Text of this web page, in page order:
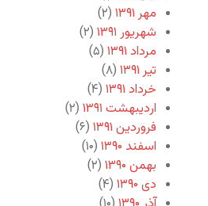
مهر ۱۳۹۱
(۲)
شهریور ۱۳۹۱
(۲)
مرداد ۱۳۹۱
(۵)
تیر ۱۳۹۱
(۸)
خرداد ۱۳۹۱
(۴)
اردیبهشت ۱۳۹۱
(۲)
فروردین ۱۳۹۱
(۶)
اسفند ۱۳۹۰
(۱۰)
بهمن ۱۳۹۰
(۲)
دی ۱۳۹۰
(۴)